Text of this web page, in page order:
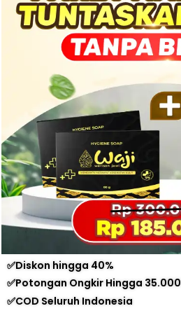
✅Diskon hingga 40%
✅Potongan Ongkir Hingga 35.000
✅COD Seluruh Indonesia